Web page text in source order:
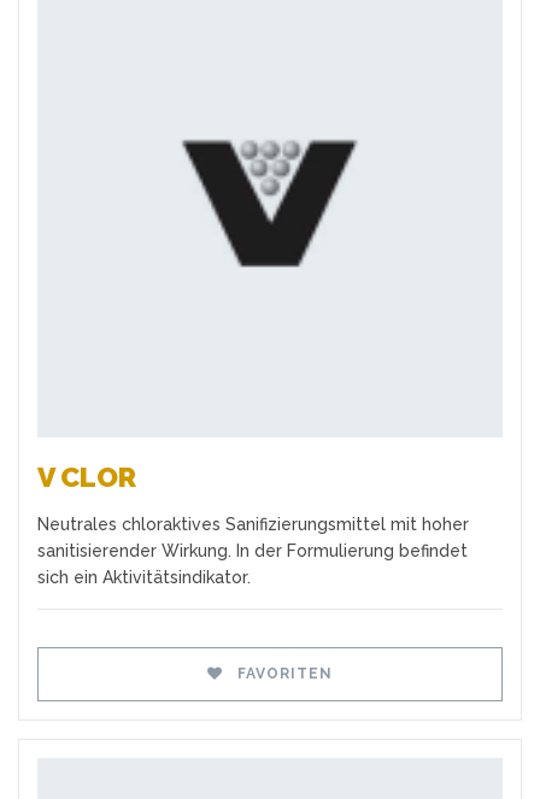
Favoriten
V CLOR
Neutrales chloraktives Sanifizierungsmittel mit hoher
sanitisierender Wirkung. In der Formulierung befindet
sich ein Aktivitätsindikator.
FAVORITEN